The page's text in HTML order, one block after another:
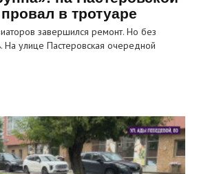
в тротуаре
завершился ремонт. Но без
улице Пастеровская очередной